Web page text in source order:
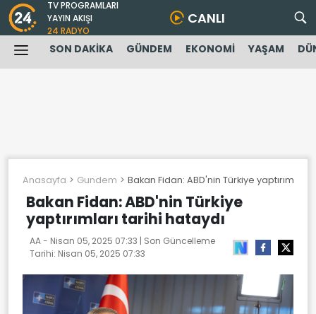
TV PROGRAMLARI
YAYIN AKIŞI
24 RADYO
CANLI
SON DAKİKA GÜNDEM EKONOMİ YAŞAM
Anasayfa Gundem Bakan Fidan: ABD'nin Türkiye yaptırımları
Bakan Fidan: ABD'nin Türkiye
yaptırımları tarihi hataydı
AA - Nisan 05, 2025 07:33 | Son Güncelleme
Tarihi: Nisan 05, 2025 07:33